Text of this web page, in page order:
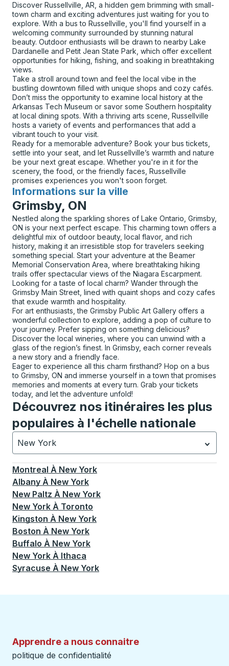
Discover Russellville, AR, a hidden gem brimming with small-
town charm and exciting adventures just waiting for you to
explore. With a bus to Russellville, you'll find yourself in a
welcoming community surrounded by stunning natural
beauty. Outdoor enthusiasts will be drawn to nearby Lake
Dardanelle and Petit Jean State Park, which offer excellent
opportunities for hiking, fishing, and soaking in breathtaking
views.
Take a stroll around town and feel the local vibe in the
bustling downtown filled with unique shops and cozy cafés.
Don’t miss the opportunity to examine local history at the
Arkansas Tech Museum or savor some Southern hospitality
at local dining spots. With a thriving arts scene, Russellville
hosts a variety of events and performances that add a
vibrant touch to your visit.
Ready for a memorable adventure? Book your bus tickets,
settle into your seat, and let Russellville’s warmth and nature
be your next great escape. Whether you're in it for the
scenery, the food, or the friendly faces, Russellville
promises experiences you won't soon forget.
Informations sur la ville
pour
Grimsby, ON
Nestled along the sparkling shores of Lake Ontario, Grimsby,
ON is your next perfect escape. This charming town offers a
delightful mix of outdoor beauty, local flavor, and rich
history, making it an irresistible stop for travelers seeking
something special. Start your adventure at the Beamer
Memorial Conservation Area, where breathtaking hiking
trails offer spectacular views of the Niagara Escarpment.
Looking for a taste of local charm? Wander through the
Grimsby Main Street, lined with quaint shops and cozy cafes
that exude warmth and hospitality.
For art enthusiasts, the Grimsby Public Art Gallery offers a
wonderful collection to explore, adding a pop of culture to
your journey. Prefer sipping on something delicious?
Discover the local wineries, where you can unwind with a
glass of the region’s finest. In Grimsby, each corner reveals
a new story and a friendly face.
Eager to experience all this charm firsthand? Hop on a bus
to Grimsby, ON and immerse yourself in a town that promises
memories and moments at every turn. Grab your tickets
today, and let the adventure unfold!
Découvrez nos itinéraires les plus
populaires à l'échelle nationale
New York
Actuellement sélectionné: New York.La sélection est
Montreal À New York
Albany À New York
New Paltz À New York
New York À Toronto
Kingston À New York
Boston À New York
Buffalo À New York
New York À Ithaca
Syracuse À New York
Apprendre a nous connaitre
politique de confidentialité